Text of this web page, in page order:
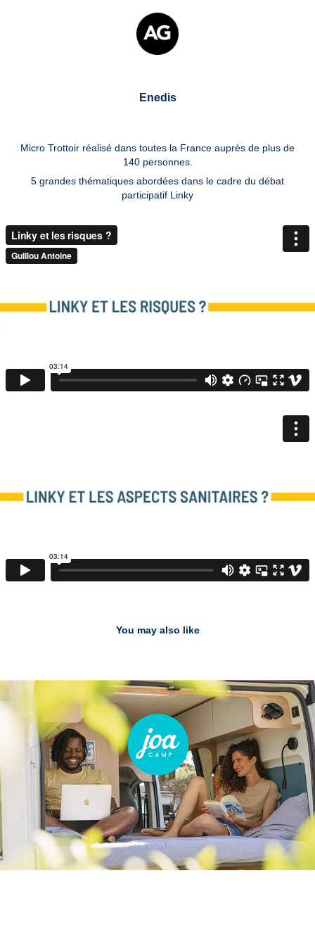
Enedis
Micro Trottoir réalisé dans toutes la France auprès de plus de
140 personnes.
5 grandes thématiques abordées dans le cadre du débat
participatif Linky
You may also like
2021